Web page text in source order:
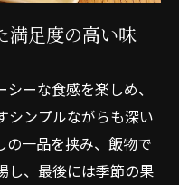
満足度の高い味
ーな食感を楽しめ、
シンプルながらも深い
の一品を挟み、飯物で
し、最後には季節の果